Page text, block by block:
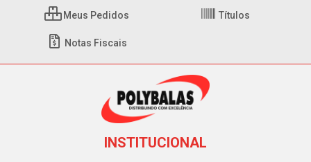
Meus Pedidos Títulos
Notas Fiscais
INSTITUCIONAL